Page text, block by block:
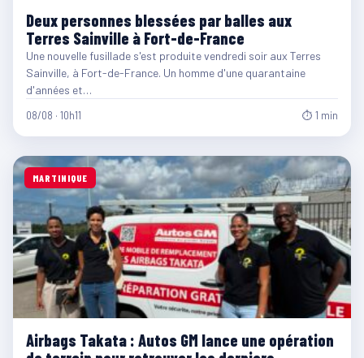
Deux personnes blessées par balles aux
Terres Sainville à Fort-de-France
Une nouvelle fusillade s'est produite vendredi soir aux Terres
Sainville, à Fort-de-France. Un homme d'une quarantaine
d'années et…
08/08 · 10h11 ⏱ 1 min
MARTINIQUE
Airbags Takata : Autos GM lance une opération